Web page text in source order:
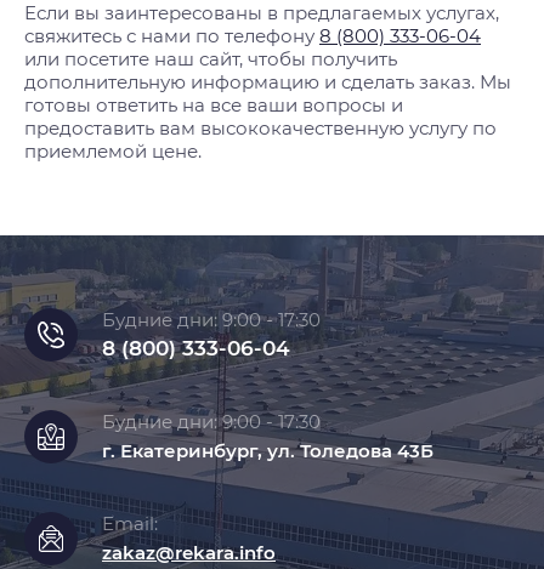
Если вы заинтересованы в предлагаемых услугах,
свяжитесь с нами по телефону 8 (800) 333-06-04
или посетите наш сайт, чтобы получить
дополнительную информацию и сделать заказ. Мы
готовы ответить на все ваши вопросы и
предоставить вам высококачественную услугу по
приемлемой цене.
Будние дни: 9:00 - 17:30
8 (800) 333-06-04
Будние дни: 9:00 - 17:30
г. Екатеринбург, ул. Толедова 43Б
Email:
zakaz@rekara.info